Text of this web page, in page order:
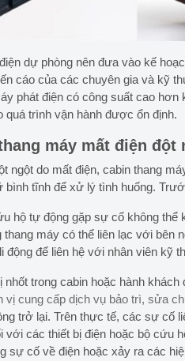
dự phòng nên đưa vào kế
cáo của các chuyên gia và kỹ
phát điện có công suất cao
quá trình vận hành được ổn định.
máy mất điện đột
ngột do mất điện, cabin thang
bình tĩnh để xử lý tình huống.
hộ tự động gặp sự cố không
máy có thể liên lạc với bên
động để liên hệ với nhân viên
trong cabin hoặc hành
vị cung cấp dịch vụ bảo trì, sửa
trở lại. Trên thực tế, các sự cố
với các thiết bị điện hoặc bộ cứu
sự cố về điện hoặc xảy ra các